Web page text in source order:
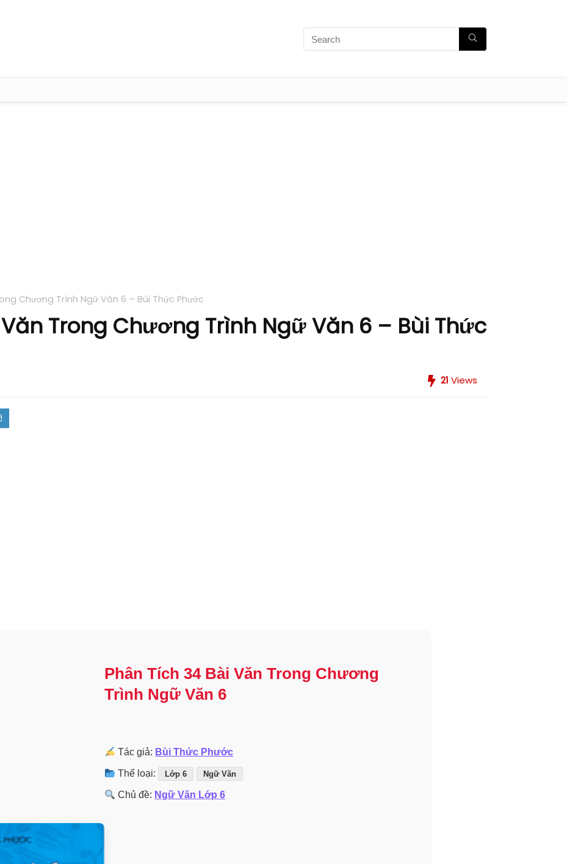
Chương Trình Ngữ Văn 6 – Bùi Thức Phước
Trong Chương Trình Ngữ Văn 6 – Bùi Thức
21 Views
Phân Tích 34 Bài Văn Trong Chương
Trình Ngữ Văn 6
Tác giả: Bùi Thức Phước
Thể loại: Lớp 6 Ngữ Văn
Chủ đề: Ngữ Văn Lớp 6